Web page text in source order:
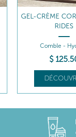
ÉCO-
CRÈME
Comble -
$ 105